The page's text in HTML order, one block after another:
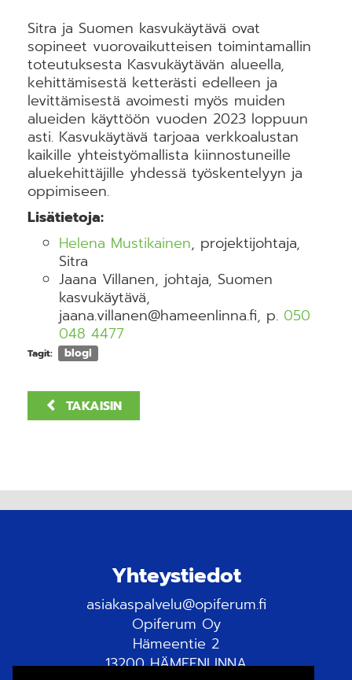
Sitra ja Suomen kasvukäytävä ovat
sopineet vuorovaikutteisen toimintamallin
toteutuksesta Kasvukäytävän alueella,
kehittämisestä ketterästi edelleen ja
levittämisestä avoimesti myös muiden
alueiden käyttöön vuoden 2023 loppuun
asti. Kasvukäytävä tarjoaa verkkoalustan
kaikille yhteistyömallista kiinnostuneille
aluekehittäjille yhdessä työskentelyyn ja
oppimiseen.
Lisätietoja:
Helena Mustikainen, projektijohtaja,
Sitra
Jaana Villanen, johtaja, Suomen
kasvukäytävä,
jaana.villanen@hameenlinna.fi, p. 050
048 4477
Tagit: blogi
TAKAISIN
Yhteystiedot
asiakaspalvelu@opiferum.fi
Opiferum Oy
Hämeentie 2
13200 HÄMEENLINNA